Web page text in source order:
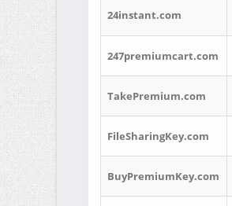
24instant.com
247premiumcart.com
TakePremium.com
FileSharingKey.com
BuyPremiumKey.com